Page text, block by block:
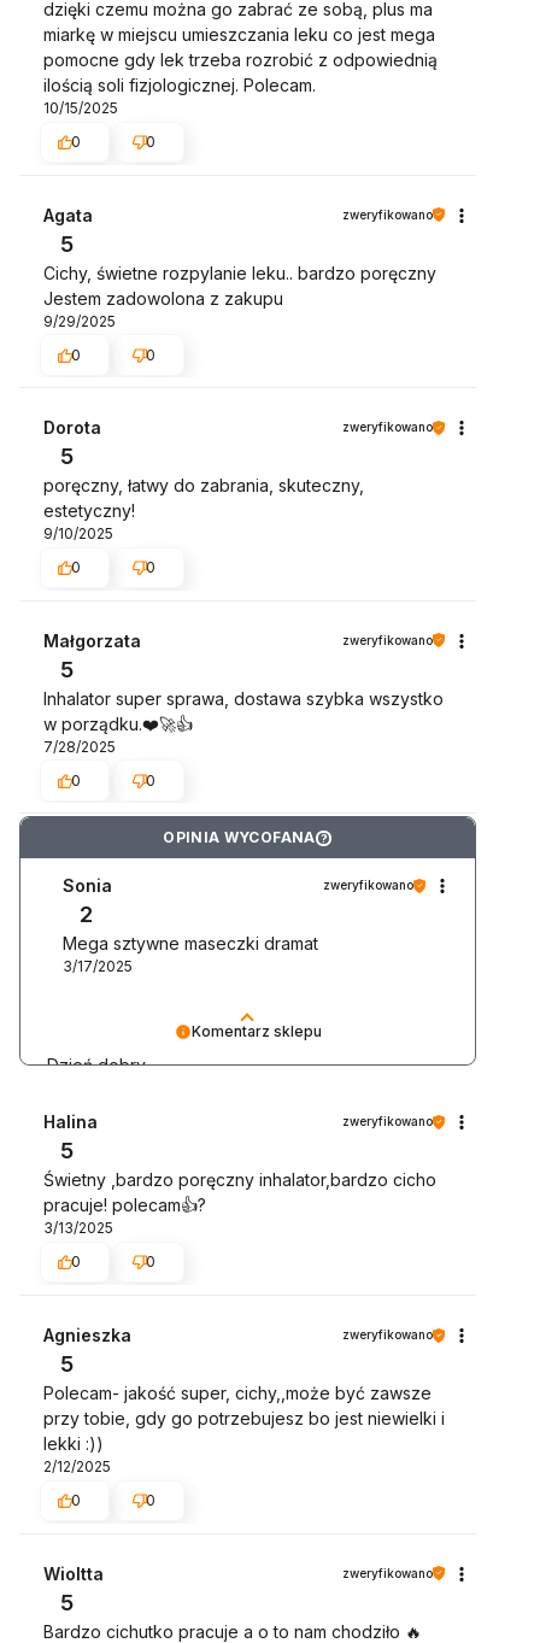
dzięki czemu można go zabrać ze sobą, plus ma
miarkę w miejscu umieszczania leku co jest mega
pomocne gdy lek trzeba rozrobić z odpowiednią
ilością soli fizjologicznej. Polecam.
10/15/2025
0
0
Agata zweryfikowano
5
Cichy, świetne rozpylanie leku.. bardzo poręczny
Jestem zadowolona z zakupu
9/29/2025
0
0
Dorota zweryfikowano
5
poręczny, łatwy do zabrania, skuteczny,
estetyczny!
9/10/2025
0
0
Małgorzata zweryfikowano
5
Inhalator super sprawa, dostawa szybka wszystko
w porządku.❤️🚀👍️
7/28/2025
0
0
OPINIA WYCOFANA ?
Komentarz sklepu
Dzień dobry,
"sztywność" maseczek - mamy do czynienia z
wyrobem medycznym i przekazywaniem leku
bezpośrednio do dróg oddechowych. Maseczka
dołączona do inhalatora musi być bardzo
precyzyjnie dopasowana. Jest specjalnie
wyprofilowana, by pasować do kształtu twarzy
twarzą zapobiegając wydostawaniu się leku na
zewnątrz. W ten sposób mamy pewność, że lek
trafia do naszych dróg oddechowych i się nie
marnuje.
Sonia zweryfikowano
2
Mega sztywne maseczki dramat
3/17/2025
Halina zweryfikowano
5
Świetny ,bardzo poręczny inhalator,bardzo cicho
pracuje! polecam👍?
3/13/2025
0
0
Agnieszka zweryfikowano
5
Polecam- jakość super, cichy,,może być zawsze
przy tobie, gdy go potrzebujesz bo jest niewielki i
lekki :))
2/12/2025
0
0
Wioltta zweryfikowano
5
Bardzo cichutko pracuje a o to nam chodziło 🔥